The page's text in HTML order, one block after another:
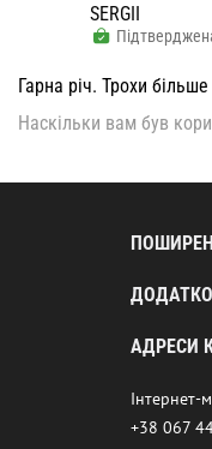
SERGII
Гарна річ. Трохи
Наскільки вам був
АДРЕСИ
Інтернет-
+38 067